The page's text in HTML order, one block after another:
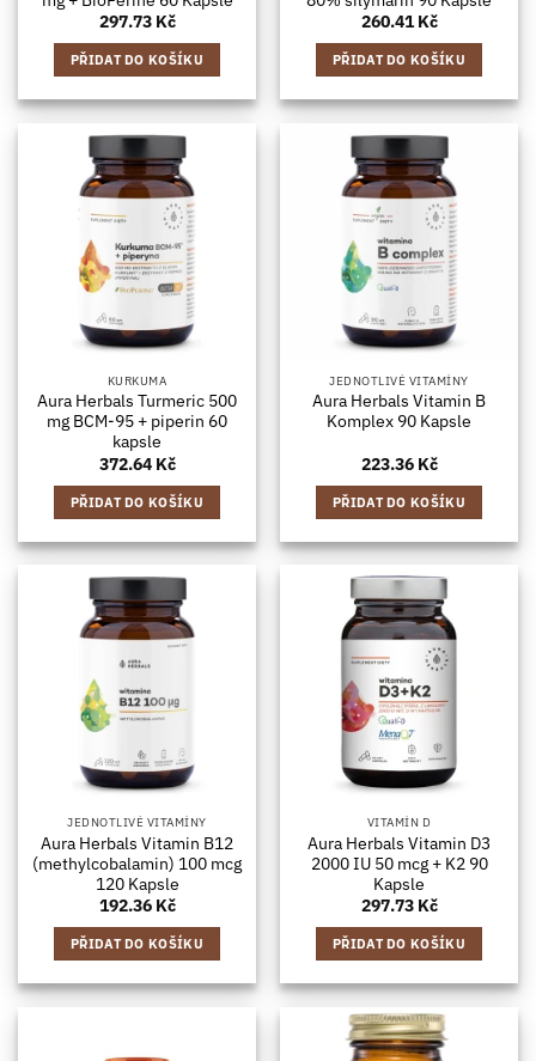
297.73 Kč
PŘIDAT DO KOŠÍKU
260.41Kč
PŘIDAT DO KOŠÍKU
KURKUMA
Aura Herbals Turmeric 500
mg BCM-95 + piperin 60
kapsle
372.64 Kč
PŘIDAT DO KOŠÍKU
JEDNOTLIVÉ VITAMÍNY
Aura Herbals Vitamin B
Komplex 90 Kapsle
223.36 Kč
PŘIDAT DO KOŠÍKU
JEDNOTLIVÉ VITAMÍNY
Aura Herbals Vitamin B12
(methylcobalamin) 100 mcg
120 Kapsle
192.36 Kč
PŘIDAT DO KOŠÍKU
VITAMÍN D
Aura Herbals Vitamin D3
2000 IU 50 mcg + K2 90
Kapsle
297.73 Kč
PŘIDAT DO KOŠÍKU